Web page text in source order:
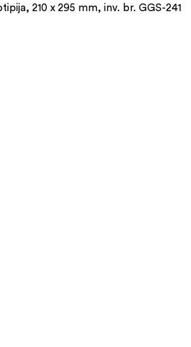
210 x 295 mm, inv. br. GGS-241